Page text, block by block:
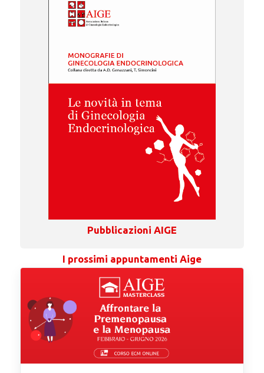
Pubblicazioni AIGE
I prossimi appuntamenti Aige